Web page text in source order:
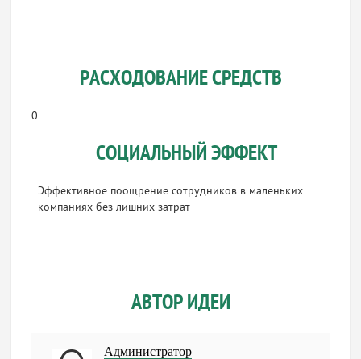
РАСХОДОВАНИЕ СРЕДСТВ
0
СОЦИАЛЬНЫЙ ЭФФЕКТ
Эффективное поощрение сотрудников в маленьких
компаниях без лишних затрат
АВТОР ИДЕИ
Администратор